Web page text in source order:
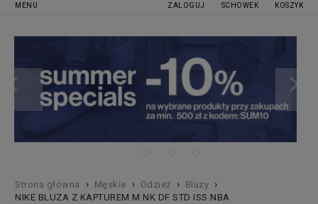
MENU ZALOGUJ SCHOWEK KOSZYK
Strona główna › Męskie › Odzież › Bluzy ›
NIKE BLUZA Z KAPTUREM M NK DF STD ISS NBA